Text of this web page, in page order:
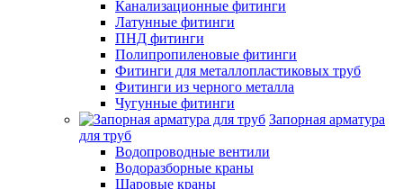
Канализационные фитинги
Латунные фитинги
ПНД фитинги
Полипропиленовые фитинги
Фитинги для металлопластиковых труб
Фитинги из черного металла
Чугунные фитинги
Запорная арматура
для труб
Водопроводные вентили
Водоразборные краны
Шаровые краны